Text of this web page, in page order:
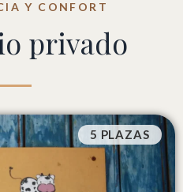
Y CONFORT
privado
5 PLAZAS